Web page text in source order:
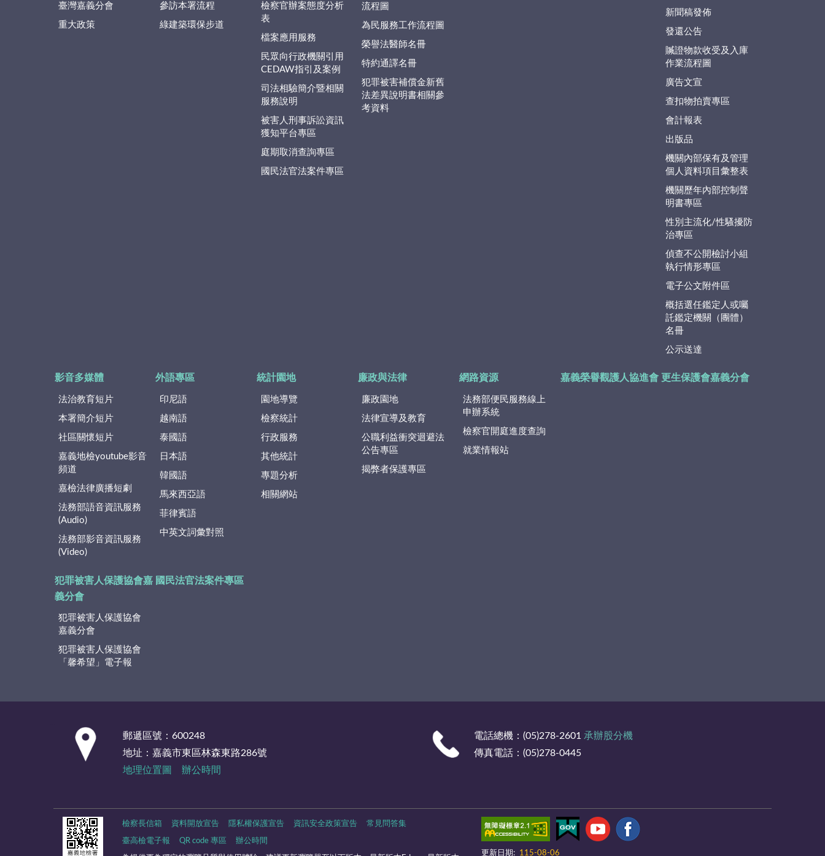
臺灣嘉義分會
重大政策
參訪本署流程
綠建築環保步道
檢察官辦案態度分析
表
檔案應用服務
民眾向行政機關引用
CEDAW指引及案例
司法相驗簡介暨相關
服務說明
被害人刑事訴訟資訊
獲知平台專區
庭期取消查詢專區
國民法官法案件專區
流程圖
為民服務工作流程圖
榮譽法醫師名冊
特約通譯名冊
犯罪被害補償金新舊
法差異說明書相關參
考資料
新聞稿發佈
發還公告
贓證物款收受及入庫
作業流程圖
廣告文宣
查扣物拍賣專區
會計報表
出版品
機關內部保有及管理
個人資料項目彙整表
機關歷年內部控制聲
明書專區
性別主流化/性騷擾防
治專區
偵查不公開檢討小組
執行情形專區
電子公文附件區
概括選任鑑定人或囑
託鑑定機關（團體）
名冊
公示送達
影音多媒體
法治教育短片
本署簡介短片
社區關懷短片
嘉義地檢youtube影音
頻道
嘉檢法律廣播短劇
法務部語音資訊服務
(Audio)
法務部影音資訊服務
(Video)
外語專區
印尼語
越南語
泰國語
日本語
韓國語
馬來西亞語
菲律賓語
中英文詞彙對照
統計園地
園地導覽
檢察統計
行政服務
其他統計
專題分析
相關網站
廉政與法律
廉政園地
法律宣導及教育
公職利益衝突迴避法
公告專區
揭弊者保護專區
網路資源
法務部便民服務線上
申辦系統
檢察官開庭進度查詢
就業情報站
嘉義榮譽觀護人協進會 更生保護會嘉義分會
犯罪被害人保護協會嘉
義分會
犯罪被害人保護協會
嘉義分會
犯罪被害人保護協會
「馨希望」電子報
國民法官法案件專區
郵遞區號：600248
地址：嘉義市東區林森東路286號
地理位置圖
辦公時間
電話總機：(05)278-2601 承辦股分機
傳真電話：(05)278-0445
檢察長信箱 資料開放宣告 隱私權保護宣告 資訊安全政策宣告 常見問答集
臺高檢電子報 QR code 專區 辦公時間
更新日期: 115-08-06